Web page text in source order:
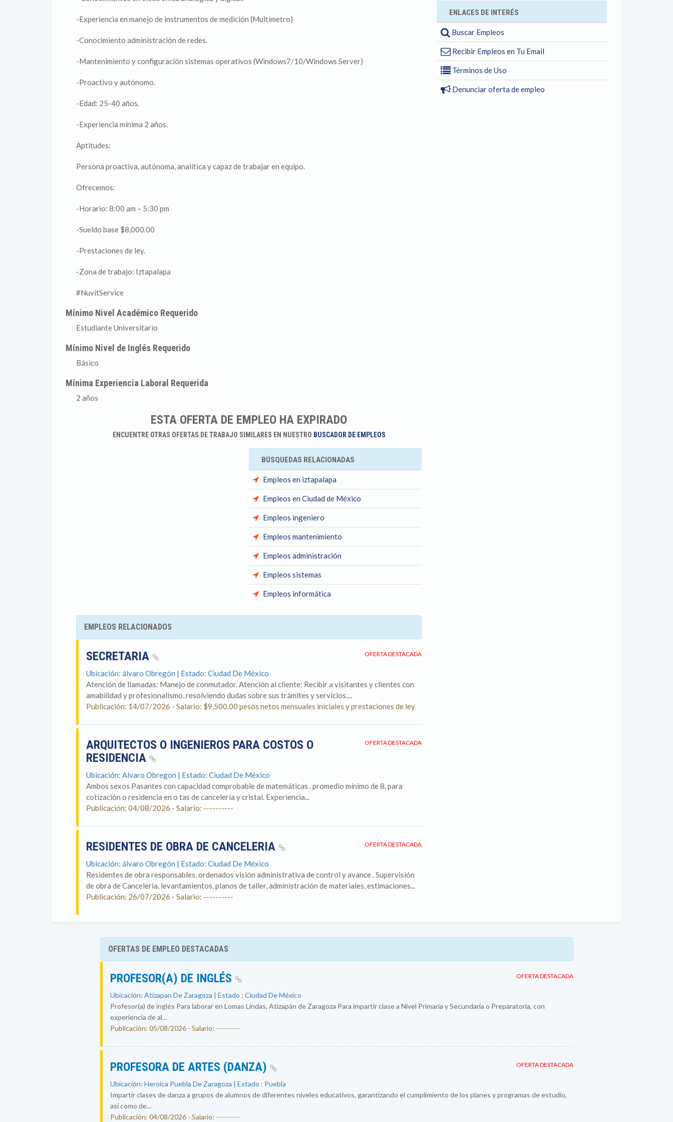
-Experiencia en manejo de instrumentos de medición (Multímetro)
-Conocimiento administración de redes.
-Mantenimiento y configuración sistemas operativos (Windows7/10/Windows Server)
-Proactivo y autónomo.
-Edad: 25-40 años.
-Experiencia mínima 2 años.
Aptitudes:
Persona proactiva, autónoma, analítica y capaz de trabajar en equipo.
Ofrecemos:
-Horario: 8:00 am – 5:30 pm
-Sueldo base $8,000.00
-Prestaciones de ley.
-Zona de trabajo: Iztapalapa
#NuvitService
Mínimo Nivel Académico Requerido
Estudiante Universitario
Mínimo Nivel de Inglés Requerido
Básico
Mínima Experiencia Laboral Requerida
2 años
ESTA OFERTA DE EMPLEO HA EXPIRADO
ENCUENTRE OTRAS OFERTAS DE TRABAJO SIMILARES EN NUESTRO BUSCADOR DE EMPLEOS
BÚSQUEDAS RELACIONADAS
Empleos en iztapalapa
Empleos en Ciudad de México
Empleos ingeniero
Empleos mantenimiento
Empleos administración
Empleos sistemas
Empleos informática
EMPLEOS RELACIONADOS
OFERTA DESTACADA
SECRETARIA
Ubicación: álvaro Obregón | Estado: Ciudad De México
Atención de llamadas: Manejo de conmutador. Atención al cliente: Recibir a visitantes y clientes con
amabilidad y profesionalismo, resolviendo dudas sobre sus trámites y servicios....
Publicación: 14/07/2026 - Salario: $9,500.00 pesos netos mensuales iniciales y prestaciones de ley
OFERTA DESTACADA
ARQUITECTOS O INGENIEROS PARA COSTOS O
RESIDENCIA
Ubicación: Alvaro Obregon | Estado: Ciudad De México
Ambos sexos Pasantes con capacidad comprobable de matemáticas , promedio mínimo de 8, para
cotización o residencia en o tas de cancelería y cristal. Experiencia...
Publicación: 04/08/2026 - Salario: ----------
OFERTA DESTACADA
RESIDENTES DE OBRA DE CANCELERIA
Ubicación: álvaro Obregón | Estado: Ciudad De México
Residentes de obra responsables, ordenados visión administrativa de control y avance . Supervisión
de obra de Canceleria, levantamientos, planos de taller, administración de materiales, estimaciones...
Publicación: 26/07/2026 - Salario: ----------
ENLACES DE INTERÉS
Buscar Empleos
Recibir Empleos en Tu Email
Términos de Uso
Denunciar oferta de empleo
OFERTAS DE EMPLEO DESTACADAS
OFERTA DESTACADA
PROFESOR(A) DE INGLÉS
Ubicación: Atizapan De Zaragoza | Estado : Ciudad De México
Profesor(a) de inglés Para laborar en Lomas Lindas, Atizapán de Zaragoza Para impartir clase a Nivel Primaria y Secundaria o Preparatoria, con
experiencia de al...
Publicación: 05/08/2026 - Salario: ----------
OFERTA DESTACADA
PROFESORA DE ARTES (DANZA)
Ubicación: Heroica Puebla De Zaragoza | Estado : Puebla
Impartir clases de danza a grupos de alumnos de diferentes niveles educativos, garantizando el cumplimiento de los planes y programas de estudio,
así como de...
Publicación: 04/08/2026 - Salario: ----------